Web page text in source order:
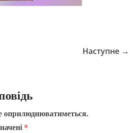
Наступне →
оприлюднюватиметься.
*